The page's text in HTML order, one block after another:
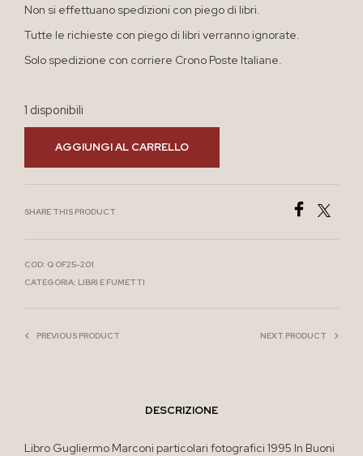
Non si effettuano spedizioni con piego di libri.
Tutte le richieste con piego di libri verranno ignorate.
Solo spedizione con corriere Crono Poste Italiane.
1 disponibili
AGGIUNGI AL CARRELLO
SHARE THIS PRODUCT
COD: Q OF25-201
CATEGORIA: LIBRI E FUMETTI
PREVIOUS PRODUCT NEXT PRODUCT
DESCRIZIONE
Libro Gugliermo Marconi particolari fotografici 1995 In Buoni